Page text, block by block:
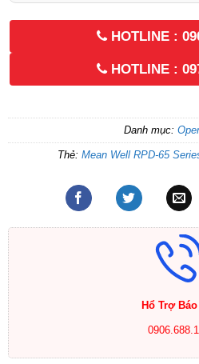
HOTLINE :
HOTLINE :
Danh mục:
Thẻ: Mean Well RPD-65
Hổ Trợ